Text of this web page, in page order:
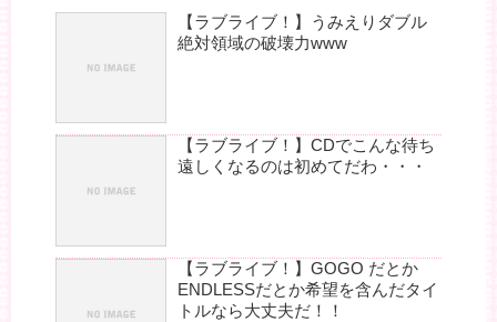
【ラブライブ！】うみえりダブル
絶対領域の破壊力www
【ラブライブ！】CDでこんな待ち
遠しくなるのは初めてだわ・・・
【ラブライブ！】GOGO だとか
ENDLESSだとか希望を含んだタイ
トルなら大丈夫だ！！